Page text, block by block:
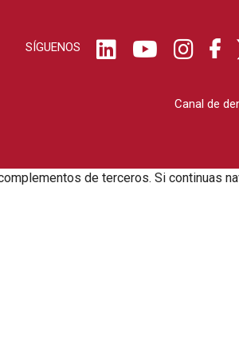
SÍGUENOS
Canal de
de terceros. Si continuas